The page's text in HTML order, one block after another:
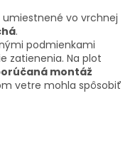
vo vrchnej
.
podmienkami
zatienenia. Na plot
montáž
vetre mohla spôsobiť